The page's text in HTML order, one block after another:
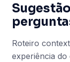
Roteiro
experiência do